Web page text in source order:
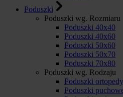
Poduszki
Poduszki wg. Rozmiaru
Poduszki 40x40
Poduszki 40x60
Poduszki 50x60
Poduszki 50x70
Poduszki 70x80
Poduszki wg. Rodzaju
Poduszki
Poduszki